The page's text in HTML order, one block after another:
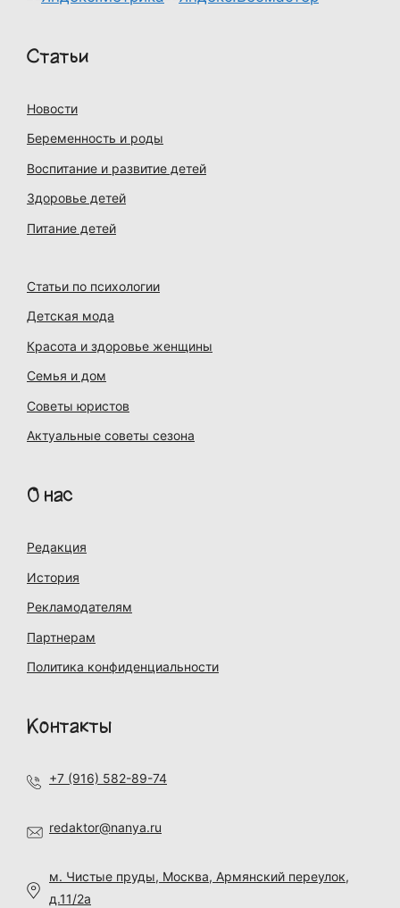
Статьи
Новости
Беременность и роды
Воспитание и развитие детей
Здоровье детей
Питание детей
Статьи по психологии
Детская мода
Красота и здоровье женщины
Семья и дом
Советы юристов
Актуальные советы сезона
О нас
Редакция
История
Рекламодателям
Партнерам
Политика конфиденциальности
Контакты
+7 (916) 582-89-74
redaktor@nanya.ru
м. Чистые пруды, Москва, Армянский переулок,
д.11/2а